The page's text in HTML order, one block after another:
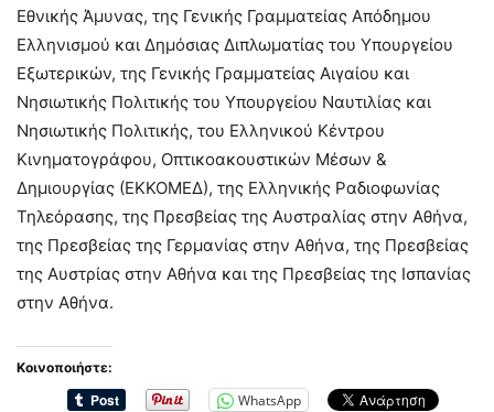
Εθνικής Άμυνας, της Γενικής Γραμματείας Απόδημου
Ελληνισμού και Δημόσιας Διπλωματίας του Υπουργείου
Εξωτερικών, της Γενικής Γραμματείας Αιγαίου και
Νησιωτικής Πολιτικής του Υπουργείου Ναυτιλίας και
Νησιωτικής Πολιτικής, του Ελληνικού Κέντρου
Κινηματογράφου, Οπτικοακουστικών Μέσων &
Δημιουργίας (ΕΚΚΟΜΕΔ), της Ελληνικής Ραδιοφωνίας
Τηλεόρασης, της Πρεσβείας της Αυστραλίας στην Αθήνα,
της Πρεσβείας της Γερμανίας στην Αθήνα, της Πρεσβείας
της Αυστρίας στην Αθήνα και της Πρεσβείας της Ισπανίας
στην Αθήνα.
Κοινοποιήστε:
WhatsApp